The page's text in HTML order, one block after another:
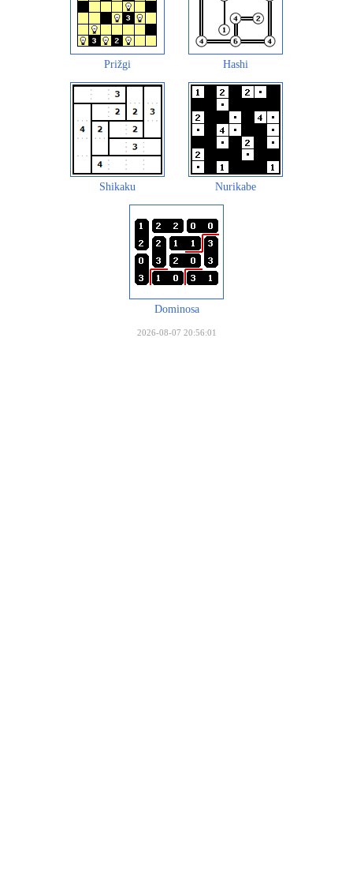
Prižgi Hashi
Shikaku Nurikabe
Dominosa
2026-08-07 20:56:01